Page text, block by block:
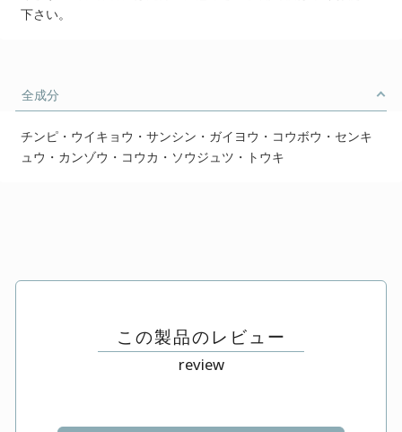
下さい。
全成分
チンピ・ウイキョウ・サンシン・ガイヨウ・コウボウ・センキ
ュウ・カンゾウ・コウカ・ソウジュツ・トウキ
この製品のレビュー
review